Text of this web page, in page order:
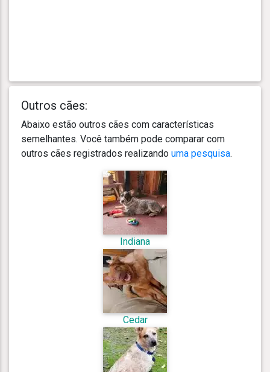
Outros cães:
Abaixo estão outros cães com características
semelhantes. Você também pode comparar com
outros cães registrados realizando uma pesquisa.
Indiana
Cedar